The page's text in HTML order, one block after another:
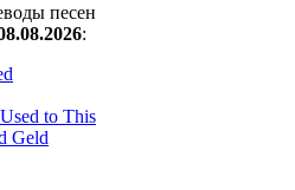
песен
:
to This
Geld